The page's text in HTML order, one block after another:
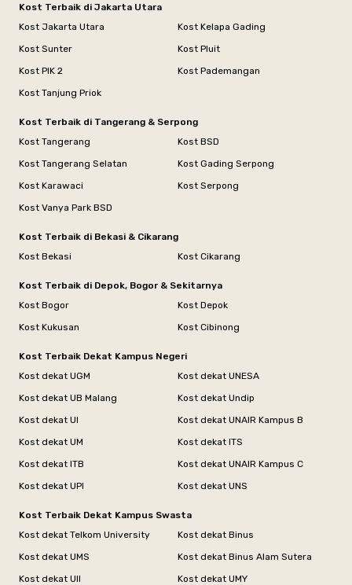
Kost Terbaik di Jakarta Utara
Kost Jakarta Utara
Kost Kelapa Gading
Kost Sunter
Kost Pluit
Kost PIK 2
Kost Pademangan
Kost Tanjung Priok
Kost Terbaik di Tangerang & Serpong
Kost Tangerang
Kost BSD
Kost Tangerang Selatan
Kost Gading Serpong
Kost Karawaci
Kost Serpong
Kost Vanya Park BSD
Kost Terbaik di Bekasi & Cikarang
Kost Bekasi
Kost Cikarang
Kost Terbaik di Depok, Bogor & Sekitarnya
Kost Bogor
Kost Depok
Kost Kukusan
Kost Cibinong
Kost Terbaik Dekat Kampus Negeri
Kost dekat UGM
Kost dekat UNESA
Kost dekat UB Malang
Kost dekat Undip
Kost dekat UI
Kost dekat UNAIR Kampus B
Kost dekat UM
Kost dekat ITS
Kost dekat ITB
Kost dekat UNAIR Kampus C
Kost dekat UPI
Kost dekat UNS
Kost Terbaik Dekat Kampus Swasta
Kost dekat Telkom University
Kost dekat Binus
Kost dekat UMS
Kost dekat Binus Alam Sutera
Kost dekat UII
Kost dekat UMY